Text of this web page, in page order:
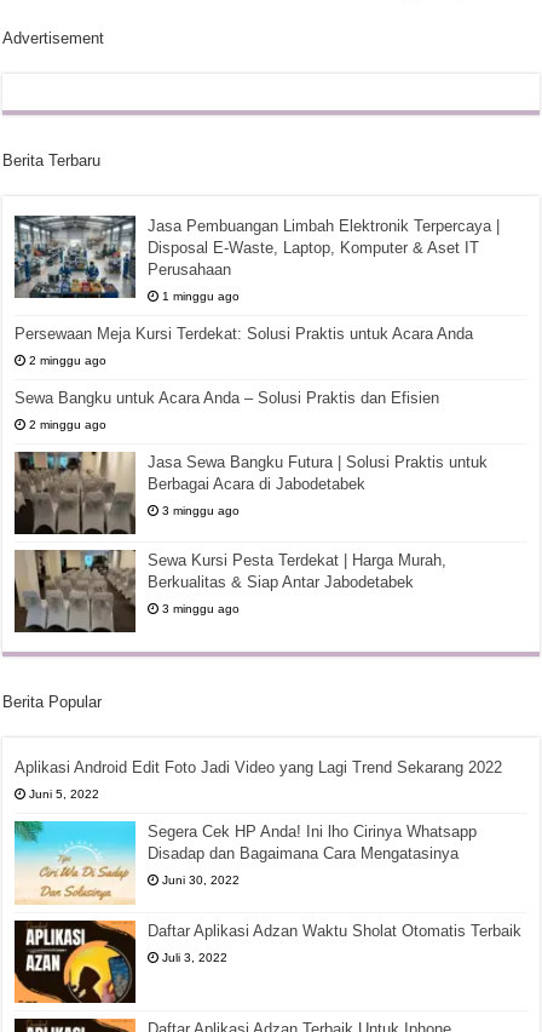
Advertisement
Berita Terbaru
Jasa Pembuangan Limbah Elektronik Terpercaya |
Disposal E-Waste, Laptop, Komputer & Aset IT
Perusahaan
1 minggu ago
Persewaan Meja Kursi Terdekat: Solusi Praktis untuk Acara Anda
2 minggu ago
Sewa Bangku untuk Acara Anda – Solusi Praktis dan Efisien
2 minggu ago
Jasa Sewa Bangku Futura | Solusi Praktis untuk
Berbagai Acara di Jabodetabek
3 minggu ago
Sewa Kursi Pesta Terdekat | Harga Murah,
Berkualitas & Siap Antar Jabodetabek
3 minggu ago
Berita Popular
Aplikasi Android Edit Foto Jadi Video yang Lagi Trend Sekarang 2022
Juni 5, 2022
Segera Cek HP Anda! Ini lho Cirinya Whatsapp
Disadap dan Bagaimana Cara Mengatasinya
Juni 30, 2022
Daftar Aplikasi Adzan Waktu Sholat Otomatis Terbaik
Juli 3, 2022